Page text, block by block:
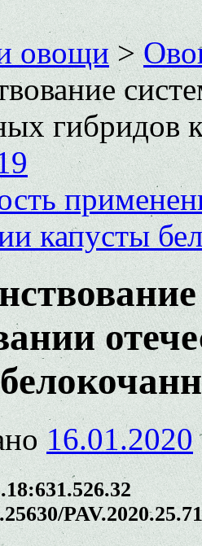
овощи>
гибридов
капусты
16.01.2020